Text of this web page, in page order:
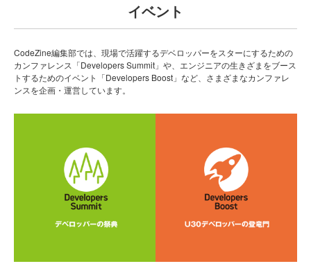
イベント
CodeZine編集部では、現場で活躍するデベロッパーをスターにするための
カンファレンス「Developers Summit」や、エンジニアの生きざまをブース
トするためのイベント「Developers Boost」など、さまざまなカンファレ
ンスを企画・運営しています。